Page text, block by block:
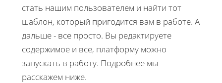
стать нашим пользователем и найти тот
шаблон, который пригодится вам в работе. А
дальше - все просто. Вы редактируете
содержимое и все, платформу можно
запускать в работу. Подробнее мы
расскажем ниже.